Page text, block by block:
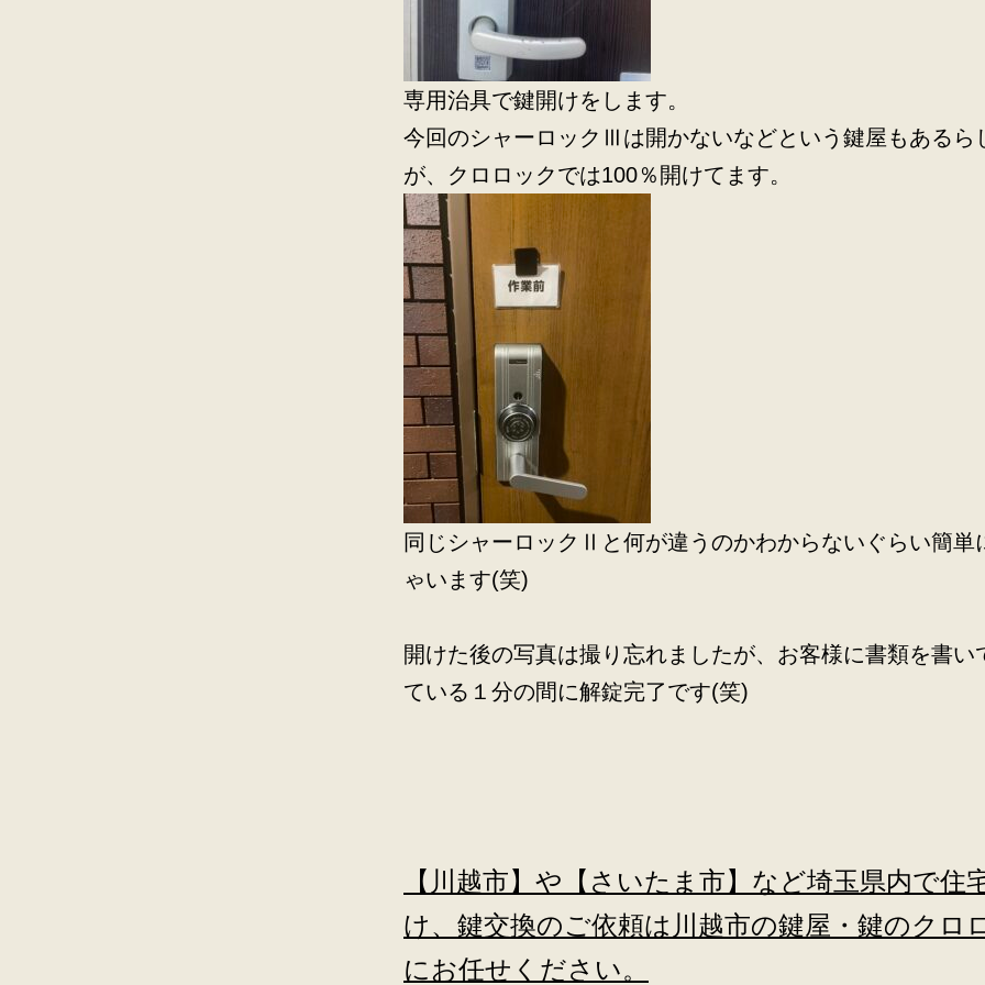
専用治具で鍵開けをします。
今回のシャーロックⅢは開かないなどという鍵屋もあるら
が、クロロックでは100％開けてます。
同じシャーロックⅡと何が違うのかわからないぐらい簡単
ゃいます(笑)
開けた後の写真は撮り忘れましたが、お客様に書類を書い
ている１分の間に解錠完了です(笑)
【川越市】や【さいたま市】など埼玉県内で住
け、鍵交換のご依頼は川越市の鍵屋・鍵のクロ
にお任せください。